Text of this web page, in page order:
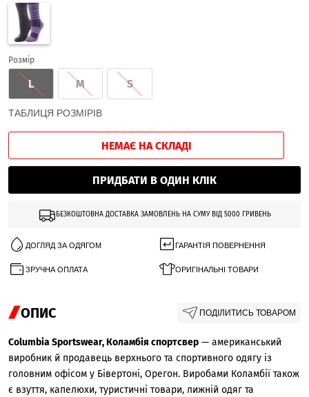
Розмір
L M S
ТАБЛИЦЯ РОЗМІРІВ
НЕМАЄ НА СКЛАДІ
ПРИДБАТИ В ОДИН КЛІК
БЕЗКОШТОВНА ДОСТАВКА ЗАМОВЛЕНЬ НА СУМУ ВІД 5000 ГРИВЕНЬ
ДОГЛЯД ЗА ОДЯГОМ ГАРАНТІЯ ПОВЕРНЕННЯ
ЗРУЧНА ОПЛАТА ОРИГІНАЛЬНІ ТОВАРИ
ОПИС ПОДІЛИТИСЬ ТОВАРОМ
Columbia Sportswear, Коламбія спортсвер — американський
виробник й продавець верхнього та спортивного одягу із
головним офісом у Бівертоні, Орегон. Виробами Коламбії також
є взуття, капелюхи, туристичні товари, лижній одяг та